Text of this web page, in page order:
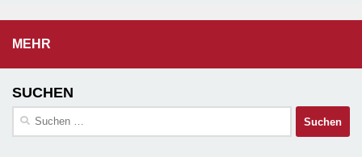
MEHR
SUCHEN
Suchen